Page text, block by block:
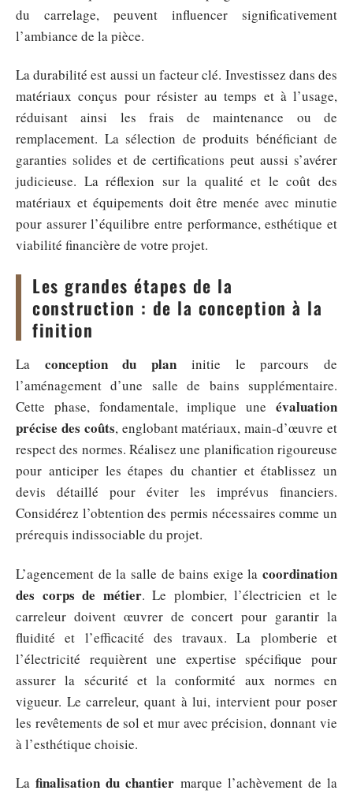
du carrelage, peuvent influencer significativement
l’ambiance de la pièce.
La durabilité est aussi un facteur clé. Investissez dans des
matériaux conçus pour résister au temps et à l’usage,
réduisant ainsi les frais de maintenance ou de
remplacement. La sélection de produits bénéficiant de
garanties solides et de certifications peut aussi s’avérer
judicieuse. La réflexion sur la qualité et le coût des
matériaux et équipements doit être menée avec minutie
pour assurer l’équilibre entre performance, esthétique et
viabilité financière de votre projet.
Les grandes étapes de la
construction : de la conception à la
finition
La conception du plan initie le parcours de
l’aménagement d’une salle de bains supplémentaire.
Cette phase, fondamentale, implique une évaluation
précise des coûts, englobant matériaux, main-d’œuvre et
respect des normes. Réalisez une planification rigoureuse
pour anticiper les étapes du chantier et établissez un
devis détaillé pour éviter les imprévus financiers.
Considérez l’obtention des permis nécessaires comme un
prérequis indissociable du projet.
L’agencement de la salle de bains exige la coordination
des corps de métier. Le plombier, l’électricien et le
carreleur doivent œuvrer de concert pour garantir la
fluidité et l’efficacité des travaux. La plomberie et
l’électricité requièrent une expertise spécifique pour
assurer la sécurité et la conformité aux normes en
vigueur. Le carreleur, quant à lui, intervient pour poser
les revêtements de sol et mur avec précision, donnant vie
à l’esthétique choisie.
Lafinalisation du chantier marque l’achèvement de la